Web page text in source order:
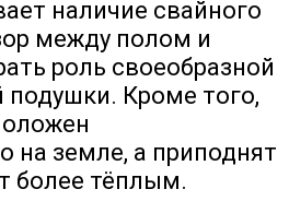
наличие свайного
между полом и
роль своеобразной
подушки. Кроме того,
на земле, а приподнят
более тёплым.